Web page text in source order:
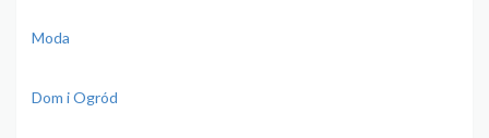
Moda
Dom i Ogród